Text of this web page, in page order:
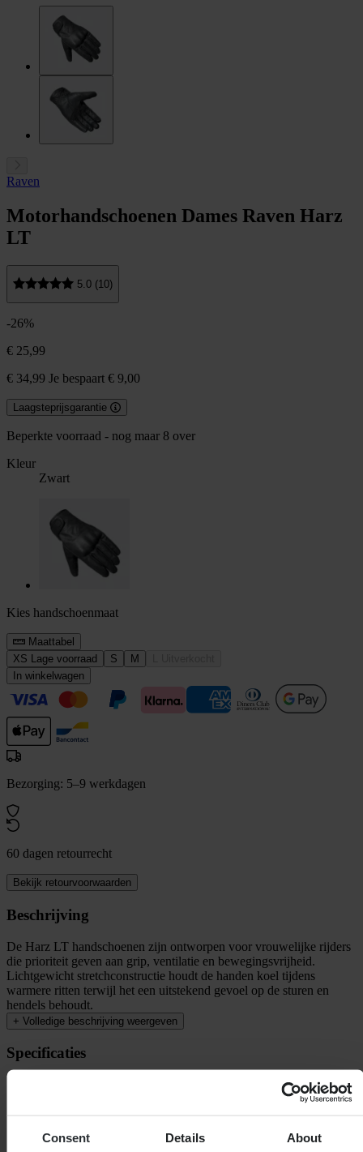
Consent Details About
Raven
Motorhandschoenen Dames Raven Harz
LT
5.0 (10)
-26%
€ 25,99
€ 34,99 Je bespaart € 9,00
Laagsteprijsgarantie
Beperkte voorraad - nog maar 8 over
Kleur
Zwart
Kies handschoenmaat
Maattabel
XS Lage voorraad S M
In winkelwagen
Bezorging: 5–9 werkdagen
60 dagen retourrecht
Bekijk retourvoorwaarden
Beschrijving
De Harz LT handschoenen zijn ontworpen voor vrouwelijke rijders
die prioriteit geven aan grip, ventilatie en bewegingsvrijheid.
Lichtgewicht stretchconstructie houdt de handen koel tijdens
warmere ritten terwijl het een uitstekend gevoel op de sturen en
hendels behoudt.
+ Volledige beschrijving weergeven
Specificaties
StijlTouring, Stedelijk